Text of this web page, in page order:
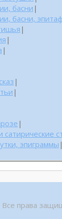
басни |
басни,
|
|
|
|
|
|
эпиграммы |
Все права